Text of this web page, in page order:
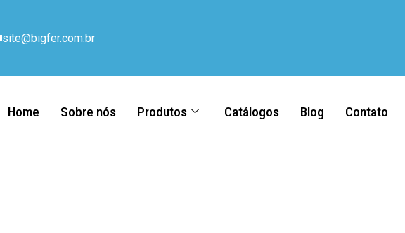
site@bigfer.com.br
Home Sobre nós Produtos Catálogos Blog Contato